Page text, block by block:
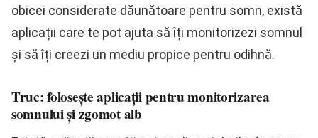
obicei considerate dăunătoare pentru somn, există
aplicații care te pot ajuta să îți monitorizezi somnul
și să îți creezi un mediu propice pentru odihnă.
Truc: folosește aplicații pentru monitorizarea
somnului și zgomot alb